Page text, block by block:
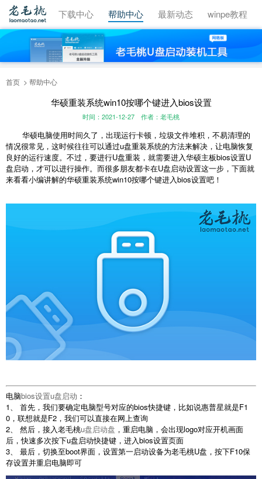
视频教程 下载中心 帮助中心 最新动态 winpe教程
首页 帮助中心
华硕重装系统win10按哪个键进入bios设置
时间：2021-12-27 作者：老毛桃
华硕电脑使用时间久了，出现运行卡顿，垃圾文件堆积，不易清理的
情况很常见，这时候往往可以通过u盘重装系统的方法来解决，让电脑恢复
良好的运行速度。不过，要进行U盘重装，就需要进入华硕主板bios设置U
盘启动，才可以进行操作。而很多朋友都卡在U盘启动设置这一步，下面就
来看看小编讲解的华硕重装系统win10按哪个键进入bios设置吧！
电脑bios设置u盘启动 ：
1、 首先，我们要确定电脑型号对应的bios快捷键，比如说惠普星就是F1
0，联想就是F2，我们可以直接在网上查询
2、 然后，接入老毛桃u盘启动盘 ，重启电脑，会出现logo对应开机画面
后，快速多次按下u盘启动快捷键，进入bios设置页面
3、 最后，切换至boot界面，设置第一启动设备为老毛桃U盘，按下F10保
存设置并重启电脑即可